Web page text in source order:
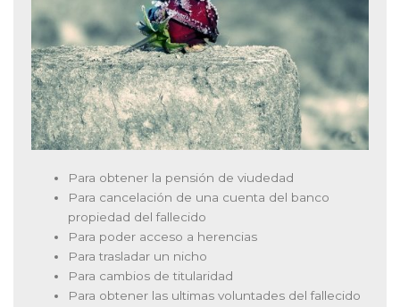
Para obtener la pensión de viudedad
Para cancelación de una cuenta del banco
propiedad del fallecido
Para poder acceso a herencias
Para trasladar un nicho
Para cambios de titularidad
Para obtener las ultimas voluntades del fallecido